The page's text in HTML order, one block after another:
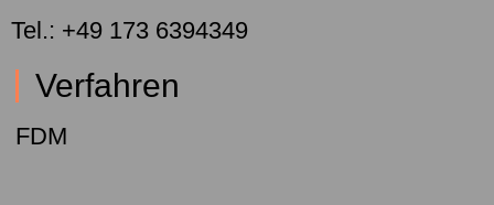
Tel.: +49 173 6394349
Verfahren
FDM